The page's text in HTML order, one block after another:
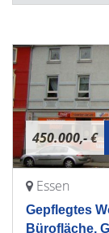
450.000,- €
Essen
Gepflegtes
Bürofläche,